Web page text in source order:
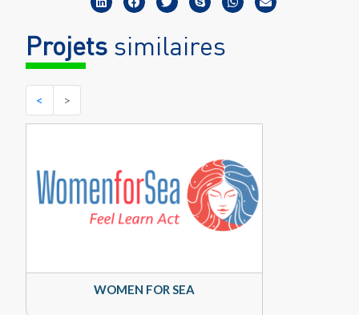
Projets similaires
< >
WOMEN FOR SEA